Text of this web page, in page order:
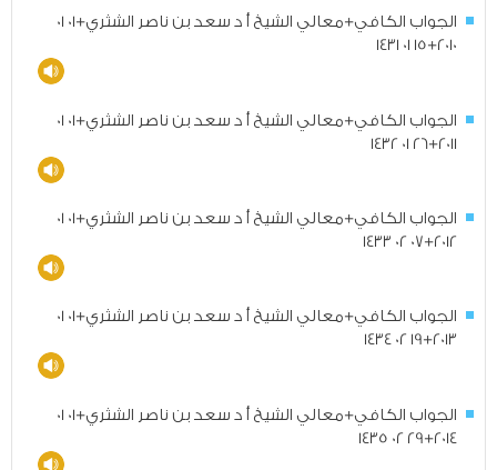
الجواب الكافي+معالي الشيخ أ د سعد بن ناصر الشثري+01 01
2010+15 01 1431
الجواب الكافي+معالي الشيخ أ د سعد بن ناصر الشثري+01 01
2011+26 01 1432
الجواب الكافي+معالي الشيخ أ د سعد بن ناصر الشثري+01 01
2012+07 02 1433
الجواب الكافي+معالي الشيخ أ د سعد بن ناصر الشثري+01 01
2013+19 02 1434
الجواب الكافي+معالي الشيخ أ د سعد بن ناصر الشثري+01 01
2014+29 02 1435